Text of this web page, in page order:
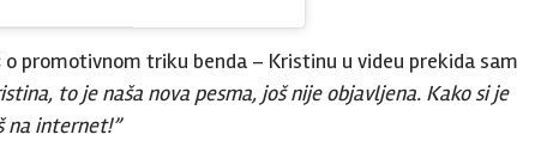
promotivnom triku benda – Kristinu u videu prekida sam
to je naša nova pesma, još nije objavljena. Kako si je
na internet!”